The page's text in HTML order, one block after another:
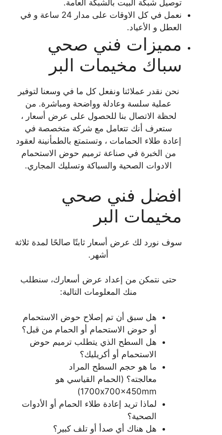
توصيل شبكة البيت بالشبكة العامة.
نعمل في كل الاوقات على مدار 24 ساعة و في
العطل و الأعياد.
مميزات فني صحي
سباك مخيمات البر
نحن نقدر عملائنا ونفعل كل ما في وسعنا لتوفير
عملية سلسة وعادلة وواضحة ومباشرة. من
لحظة الاتصال بنا للحصول على عرض أسعار ،
ستعرف أنك تتعامل مع شركة متخصصة في
إعادة طلاء الحمامات ، وتستمتع بالطمأنينة لعقود
من الخبرة في صناعة ترميم حوض الاستحمام
الادوات الصحية والسباكة وتسليك المجاري.
افضل فني صحي
مخيمات البر
سوف نورد لك عرض أسعار ثابتًا صالحًا لمدة ثلاثة
أشهر.
حتى نتمكن من إعداد عرض أسعارك، سنطلب
منك المعلومات التالية:
هل سبق أن تم إصلاح حوض الاستحمام
أو حوض الاستحمام أو الحمام من قبل؟
هل السطح الذي يتطلب ترميم حوض
الاستحمام أو أكريليك؟
ما هو حجم السطح المراد
معالجته؟ (الحمام القياسي هو
1700x700x450mm)
لماذا تريد إعادة طلاء الحمام أو الأدوات
الصحية؟
هل هناك أي صدأ أو تلف كبير؟